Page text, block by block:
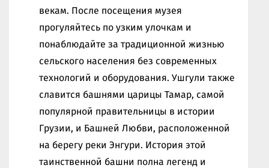
векам. После посещения музея
прогуляйтесь по узким улочкам и
понаблюдайте за традиционной жизнью
сельского населения без современных
технологий и оборудования. Ушгули также
славится башнями царицы Тамар, самой
популярной правительницы в истории
Грузии, и Башней Любви, расположенной
на берегу реки Энгури. История этой
таинственной башни полна легенд и